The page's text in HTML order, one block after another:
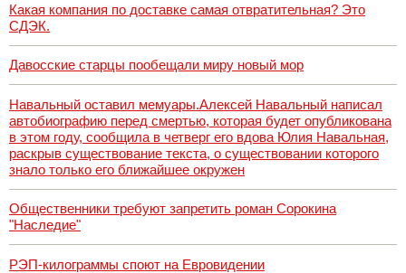
Какая компания по доставке самая отвратительная? Это
СДЭК.
Давосские старцы пообещали миру новый мор
Навальный оставил мемуары.Алексей Навальный написал
автобиографию перед смертью, которая будет опубликована
в этом году, сообщила в четверг его вдова Юлия Навальная,
раскрыв существование текста, о существовании которого
знало только его ближайшее окружен
Общественники требуют запретить роман Сорокина
"Наследие"
РЭП-килограммы споют на Евровидении